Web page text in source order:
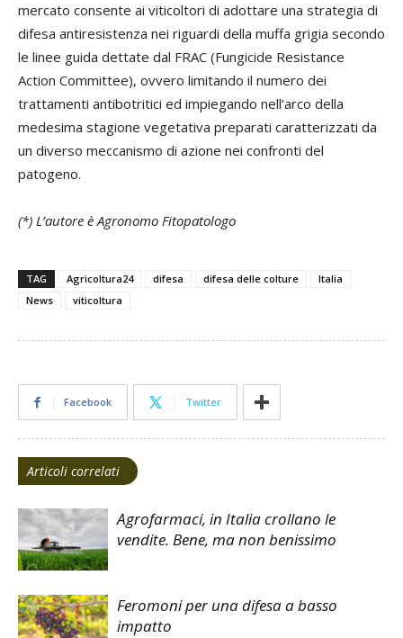
mercato consente ai viticoltori di adottare una strategia di
difesa antiresistenza nei riguardi della muffa grigia secondo
le linee guida dettate dal FRAC (Fungicide Resistance
Action Committee), ovvero limitando il numero dei
trattamenti antibotritici ed impiegando nell’arco della
medesima stagione vegetativa preparati caratterizzati da
un diverso meccanismo di azione nei confronti del
patogeno.
(*) L’autore è Agronomo Fitopatologo
TAG Agricoltura24 difesa difesa delle colture
Italia
News
viticoltura
Facebook Twitter
Articoli correlati
Agrofarmaci, in Italia crollano le
vendite. Bene, ma non benissimo
Feromoni per una difesa a basso
impatto